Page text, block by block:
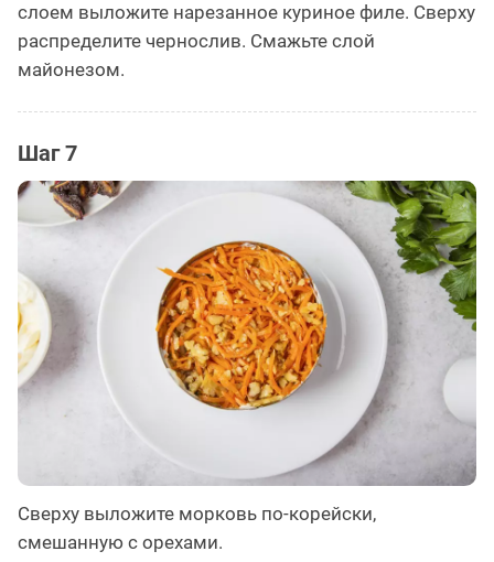
слоем выложите нарезанное куриное филе. Сверху
распределите чернослив. Смажьте слой
майонезом.
Шаг 7
Сверху выложите морковь по-корейски,
смешанную с орехами.